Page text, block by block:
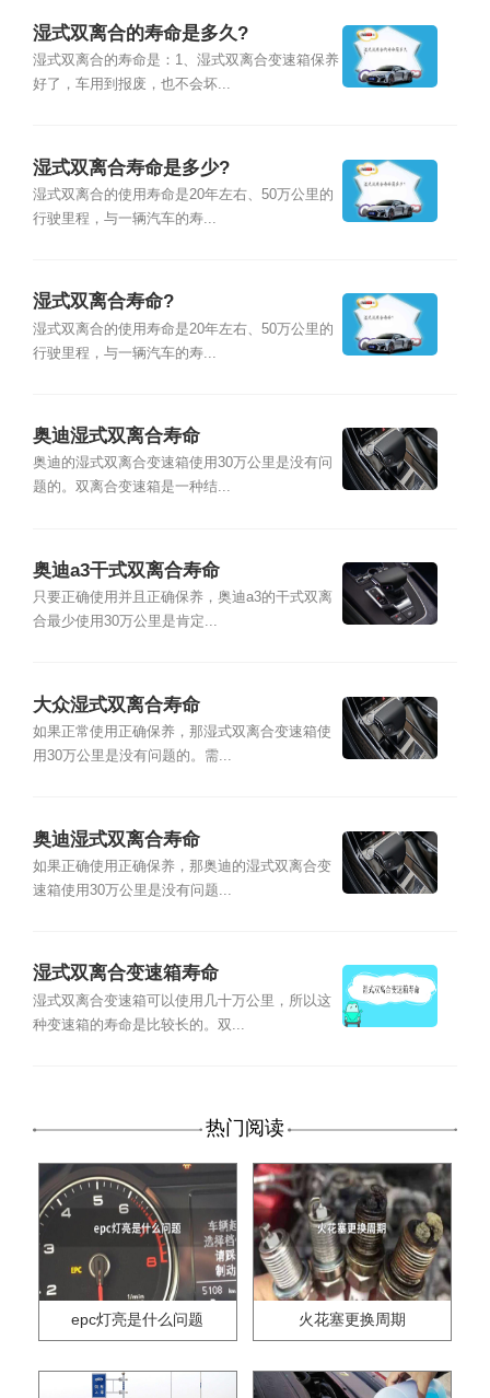
湿式双离合的寿命是多久?
湿式双离合的寿命是：1、湿式双离合变速箱保养
好了，车用到报废，也不会坏...
湿式双离合寿命是多少?
湿式双离合的使用寿命是20年左右、50万公里的
行驶里程，与一辆汽车的寿...
湿式双离合寿命?
湿式双离合的使用寿命是20年左右、50万公里的
行驶里程，与一辆汽车的寿...
奥迪湿式双离合寿命
奥迪的湿式双离合变速箱使用30万公里是没有问
题的。双离合变速箱是一种结...
奥迪a3干式双离合寿命
只要正确使用并且正确保养，奥迪a3的干式双离
合最少使用30万公里是肯定...
大众湿式双离合寿命
如果正常使用正确保养，那湿式双离合变速箱使
用30万公里是没有问题的。需...
奥迪湿式双离合寿命
如果正确使用正确保养，那奥迪的湿式双离合变
速箱使用30万公里是没有问题...
湿式双离合变速箱寿命
湿式双离合变速箱可以使用几十万公里，所以这
种变速箱的寿命是比较长的。双...
热门阅读
epc灯亮是什么问题 火花塞更换周期